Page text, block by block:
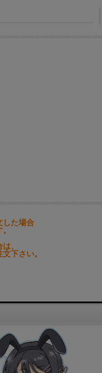
した場合
、
下さい。